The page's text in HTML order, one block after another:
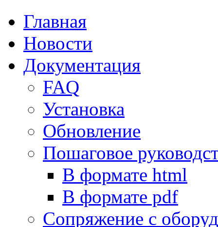
Главная
Новости
Документация
FAQ
Установка
Обновление
Пошаговое
В формате html
В формате pdf
Сопряжение с